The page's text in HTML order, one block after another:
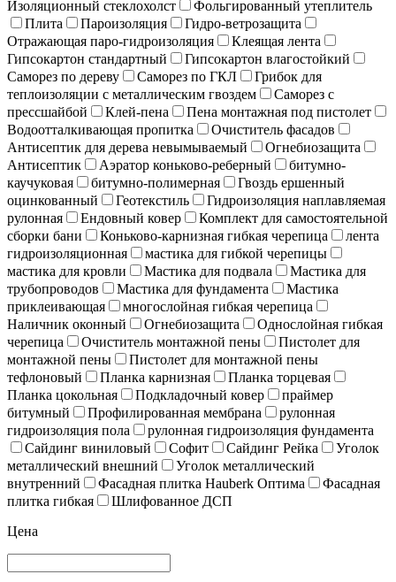
Изоляционный стеклохолст
Фольгированный утеплитель
Плита
Пароизоляция
Гидро-ветрозащита
Отражающая паро-гидроизоляция
Клеящая лента
Гипсокартон стандартный
Гипсокартон влагостойкий
Саморез по дереву
Саморез по ГКЛ
Грибок для
теплоизоляции с металлическим гвоздем
Саморез с
прессшайбой
Клей-пена
Пена монтажная под пистолет
Водоотталкивающая пропитка
Очиститель фасадов
Антисептик для дерева невымываемый
Огнебиозащита
Антисептик
Аэратор коньково-реберный
битумно-
каучуковая
битумно-полимерная
Гвоздь ершенный
оцинкованный
Геотекстиль
Гидроизоляция наплавляемая
рулонная
Ендовный ковер
Комплект для самостоятельной
сборки бани
Коньково-карнизная гибкая черепица
лента
гидроизоляционная
мастика для гибкой черепицы
мастика для кровли
Мастика для подвала
Мастика для
трубопроводов
Мастика для фундамента
Мастика
приклеивающая
многослойная гибкая черепица
Наличник оконный
Огнебиозащита
Однослойная гибкая
черепица
Очиститель монтажной пены
Пистолет для
монтажной пены
Пистолет для монтажной пены
тефлоновый
Планка карнизная
Планка торцевая
Планка цокольная
Подкладочный ковер
праймер
битумный
Профилированная мембрана
рулонная
гидроизоляция пола
рулонная гидроизоляция фундамента
Сайдинг виниловый
Софит Сайдинг Рейка
Уголок
металлический внешний
Уголок металлический
внутренний
Фасадная плитка Hauberk Оптима
Фасадная
плитка гибкая
Шлифованное ДСП
Цена